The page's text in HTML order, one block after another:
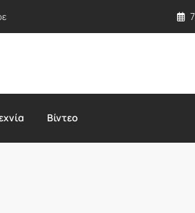
απέτρεψε πιθανή τραγωδία με
Βίντεο